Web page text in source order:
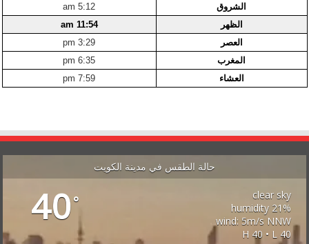
الشروق
5:12 am
الظهر
11:54 am
العصر
3:29 pm
المغرب
6:35 pm
العشاء
7:59 pm
حالة الطقس في مدينة الكويت
40°
clear sky
21% humidity
wind: 5m/s NNW
H 40 • L 40